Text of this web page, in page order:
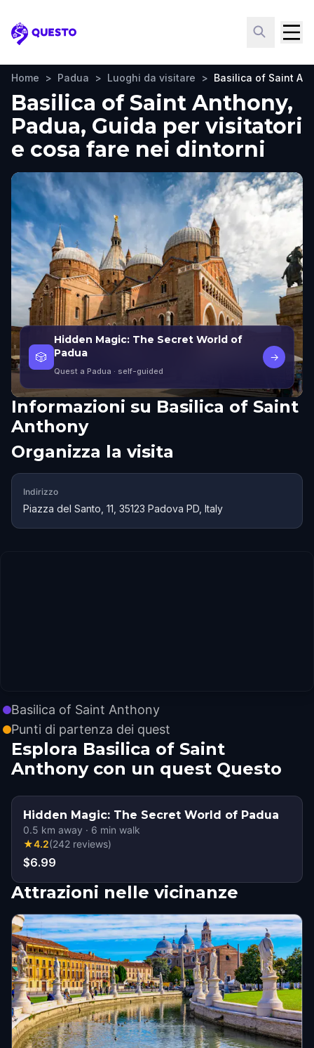
Questo
Home > Padua > Luoghi da visitare > Basilica of Saint
Basilica of Saint Anthony,
Padua, Guida per visitatori
e cosa fare nei dintorni
🎲
Hidden Magic: The Secret World of
Padua
Quest a Padua · self-guided
→
Informazioni su Basilica of Saint
Anthony
Organizza la visita
Indirizzo
Piazza del Santo, 11, 35123 Padova PD, Italy
Basilica of Saint Anthony
Punti di partenza dei quest
Esplora Basilica of Saint
Anthony con un quest Questo
Hidden Magic: The Secret World of Padua
0.5 km away · 6 min walk
★4.2(242 reviews)
$6.99
Attrazioni nelle vicinanze